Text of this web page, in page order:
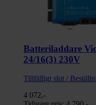
Batteriladdare
24/16(3) 230V
Tillfälligt slut /
4 072,-